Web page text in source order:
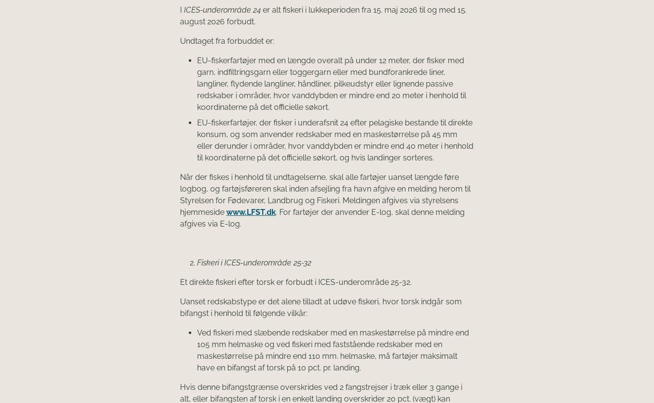
ICES-underområde 24 er alt fiskeri i lukkeperioden fra 15. maj 2026 til og med 15.
august 2026 forbudt.
Undtaget fra forbuddet er:
EU-fiskerfartøjer med en længde overalt på under 12 meter, der fisker med
garn, indfiltringsgarn eller toggergarn eller med bundforankrede liner,
langliner, flydende langliner, håndliner, pilkeudstyr eller lignende passive
redskaber i områder, hvor vanddybden er mindre end 20 meter i henhold til
koordinaterne på det officielle søkort.
EU-fiskerfartøjer, der fisker i underafsnit 24 efter pelagiske bestande til direkte
konsum, og som anvender redskaber med en maskestørrelse på 45 mm
eller derunder i områder, hvor vanddybden er mindre end 40 meter i henhold
til koordinaterne på det officielle søkort, og hvis landinger sorteres.
Når der fiskes i henhold til undtagelserne, skal alle fartøjer uanset længde føre
logbog, og fartøjsføreren skal inden afsejling fra havn afgive en melding herom til
Styrelsen for Fødevarer, Landbrug og Fiskeri. Meldingen afgives via styrelsens
hjemmeside www.LFST.dk. For fartøjer der anvender E-log, skal denne melding
afgives via E-log.
Fiskeri i ICES-underområde 25-32
Et direkte fiskeri efter torsk er forbudt i ICES-underområde 25-32.
Uanset redskabstype er det alene tilladt at udøve fiskeri, hvor torsk indgår som
bifangst i henhold til følgende vilkår:
Ved fiskeri med slæbende redskaber med en maskestørrelse på mindre end
105 mm helmaske og ved fiskeri med faststående redskaber med en
maskestørrelse på mindre end 110 mm. helmaske, må fartøjer maksimalt
have en bifangst af torsk på 10 pct. pr. landing.
Hvis denne bifangstgrænse overskrides ved 2 fangstrejser i træk eller 3 gange i
alt, eller bifangsten af torsk i en enkelt landing overskrider 20 pct. (vægt) kan